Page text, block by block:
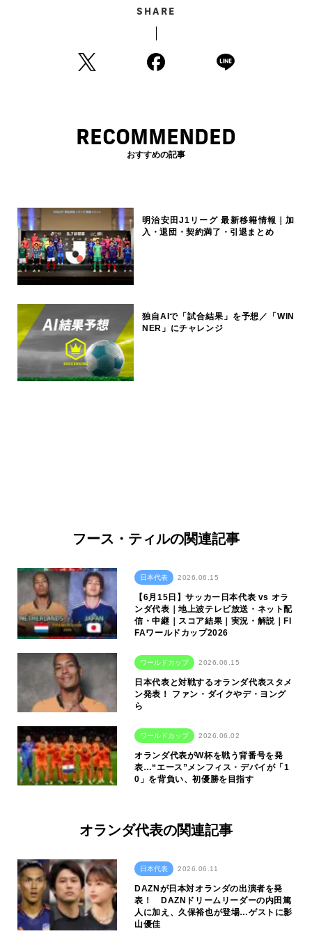
SHARE
RECOMMENDED
おすすめの記事
明治安田J1リーグ 最新移籍情報｜加
入・退団・契約満了・引退まとめ
独自AIで「試合結果」を予想／「WIN
NER」にチャレンジ
フース・ティルの関連記事
日本代表 2026.06.15
【6月15日】サッカー日本代表 vs オラ
ンダ代表｜地上波テレビ放送・ネット配
信・中継｜スコア結果｜実況・解説｜FI
FAワールドカップ2026
ワールドカップ 2026.06.15
日本代表と対戦するオランダ代表スタメ
ン発表！ ファン・ダイクやデ・ヨング
ら
ワールドカップ 2026.06.02
オランダ代表がW杯を戦う背番号を発
表…“エース”メンフィス・デパイが「1
0」を背負い、初優勝を目指す
オランダ代表の関連記事
日本代表 2026.06.11
DAZNが日本対オランダの出演者を発
表！ DAZNドリームリーダーの内田篤
人に加え、久保裕也が登場…ゲストに影
山優佳